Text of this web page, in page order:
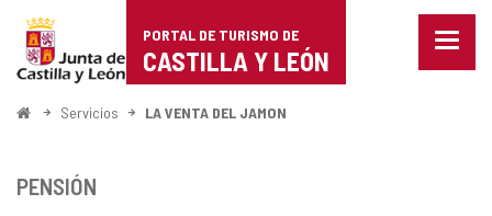
Portal
de
Turismo
Castilla
PORTAL DE TURISMO DE
CASTILLA Y LEÓN
Menu
InicioServicios LA VENTA DEL JAMON
PENSIÓN